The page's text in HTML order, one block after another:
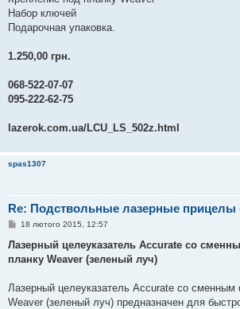
Набор ключей
Подарочная упаковка.
1.250,00 грн.
068-522-07-07
095-222-62-75
lazerok.com.ua/LCU_LS_502z.html
spas1307
Re: Подствольные лазерные
П
в
д
л
е
18 лютого 2015, 12:57
Лазерный целеуказатель Accurate со
планку Weaver (зеленый луч)
Лазерный целеуказатель Accurate со
Weaver (зеленый луч) предназначен для